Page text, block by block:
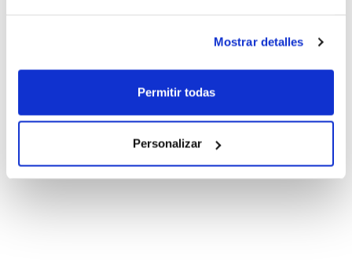
Mostrar detalles
Permitir todas
Personalizar